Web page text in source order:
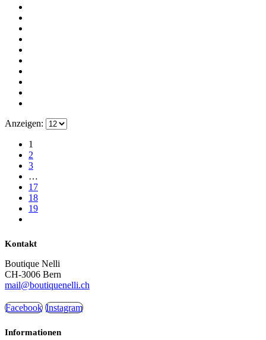
Anzeigen:
1
2
3
…
17
18
19
Kontakt
Boutique Nelli
CH-3006 Bern
mail@boutiquenelli.ch
Facebook Instagram
Informationen